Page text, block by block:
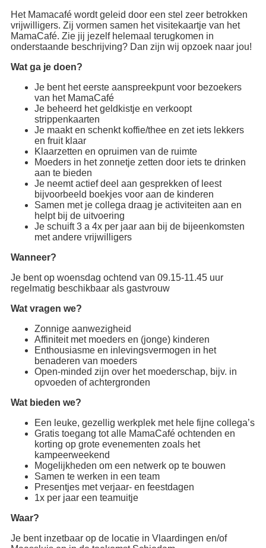
Het Mamacafé wordt geleid door een stel zeer betrokken
vrijwilligers. Zij vormen samen het visitekaartje van het
MamaCafé. Zie jij jezelf helemaal terugkomen in
onderstaande beschrijving? Dan zijn wij opzoek naar jou!
Wat ga je doen?
Je bent het eerste aanspreekpunt voor bezoekers
van het MamaCafé
Je beheerd het geldkistje en verkoopt
strippenkaarten
Je maakt en schenkt koffie/thee en zet iets lekkers
en fruit klaar
Klaarzetten en opruimen van de ruimte
Moeders in het zonnetje zetten door iets te drinken
aan te bieden
Je neemt actief deel aan gesprekken of leest
bijvoorbeeld boekjes voor aan de kinderen
Samen met je collega draag je activiteiten aan en
helpt bij de uitvoering
Je schuift 3 a 4x per jaar aan bij de bijeenkomsten
met andere vrijwilligers
Wanneer?
Je bent op woensdag ochtend van 09.15-11.45 uur
regelmatig beschikbaar als gastvrouw
Wat vragen we?
Zonnige aanwezigheid
Affiniteit met moeders en (jonge) kinderen
Enthousiasme en inlevingsvermogen in het
benaderen van moeders
Open-minded zijn over het moederschap, bijv. in
opvoeden of achtergronden
Wat bieden we?
Een leuke, gezellig werkplek met hele fijne collega’s
Gratis toegang tot alle MamaCafé ochtenden en
korting op grote evenementen zoals het
kampeerweekend
Mogelijkheden om een netwerk op te bouwen
Samen te werken in een team
Presentjes met verjaar- en feestdagen
1x per jaar een teamuitje
Waar?
Je bent inzetbaar op de locatie in Vlaardingen en/of